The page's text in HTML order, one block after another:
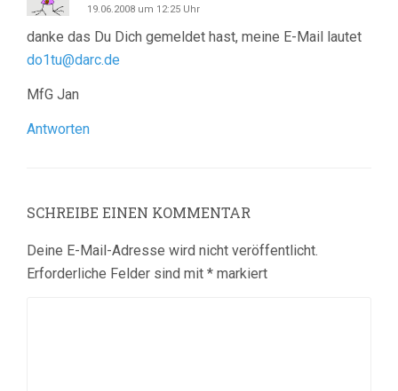
19.06.2008 um 12:25 Uhr
danke das Du Dich gemeldet hast, meine E-Mail lautet
do1tu@darc.de
MfG Jan
Antworten
SCHREIBE EINEN KOMMENTAR
Deine E-Mail-Adresse wird nicht veröffentlicht.
Erforderliche Felder sind mit * markiert